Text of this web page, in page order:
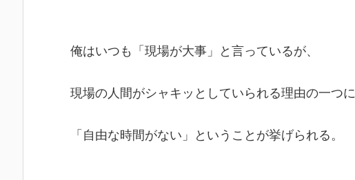
俺はいつも「現場が大事」と言っているが、
現場の人間がシャキッとしていられる理由の一つに
「自由な時間がない」ということが挙げられる。